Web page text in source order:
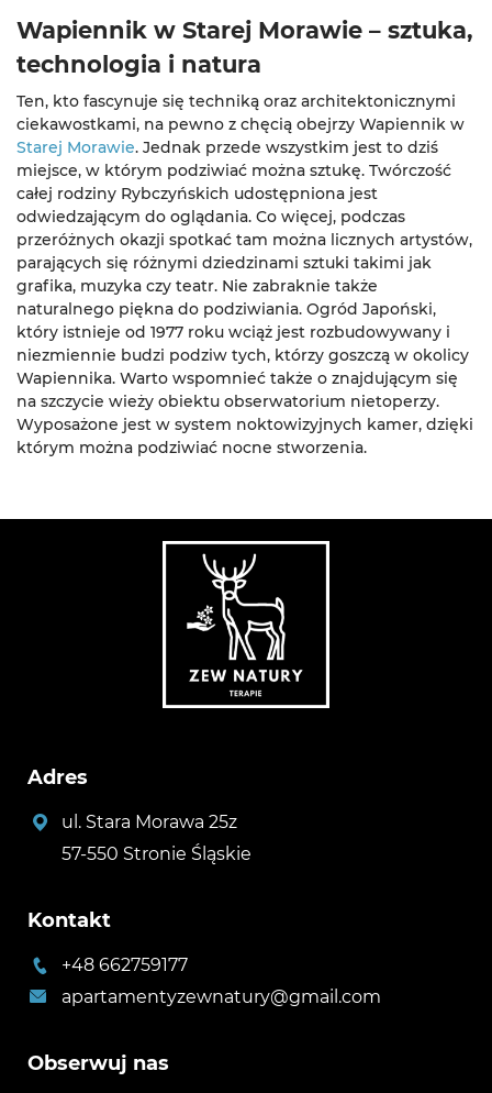
Wapiennik w Starej Morawie – sztuka,
technologia i natura
Ten, kto fascynuje się techniką oraz architektonicznymi
ciekawostkami, na pewno z chęcią obejrzy Wapiennik w
Starej Morawie. Jednak przede wszystkim jest to dziś
miejsce, w którym podziwiać można sztukę. Twórczość
całej rodziny Rybczyńskich udostępniona jest
odwiedzającym do oglądania. Co więcej, podczas
przeróżnych okazji spotkać tam można licznych artystów,
parających się różnymi dziedzinami sztuki takimi jak
grafika, muzyka czy teatr. Nie zabraknie także
naturalnego piękna do podziwiania. Ogród Japoński,
który istnieje od 1977 roku wciąż jest rozbudowywany i
niezmiennie budzi podziw tych, którzy goszczą w okolicy
Wapiennika. Warto wspomnieć także o znajdującym się
na szczycie wieży obiektu obserwatorium nietoperzy.
Wyposażone jest w system noktowizyjnych kamer, dzięki
którym można podziwiać nocne stworzenia.
Adres
ul. Stara Morawa 25z
57-550 Stronie Śląskie
Kontakt
+48 662759177
apartamentyzewnatury@gmail.com
Obserwuj nas